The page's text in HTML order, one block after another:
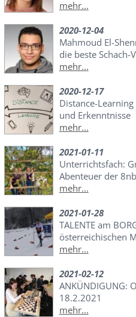
mehr...
2020-12-04
Mahmoud El-
die beste Schach-
mehr...
2020-12-17
Distance-
und Erkenntnisse
mehr...
2021-01-11
Unterrichtsfach:
Abenteuer der
mehr...
2021-01-28
TALENTE am
österreichischen
mehr...
2021-02-12
ANKÜNDIGUNG:
18.2.2021
mehr...